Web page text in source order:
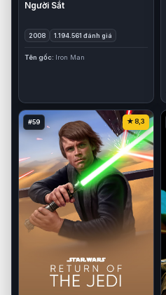
Người Sắt
2008 1.194.561 đánh giá
Tên gốc Iron Man
#59 8,3